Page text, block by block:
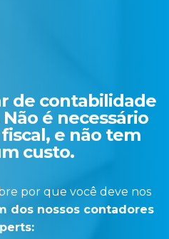
de contabilidade
é necessário
e não tem
custo.
por que você deve nos
dos nossos contadores